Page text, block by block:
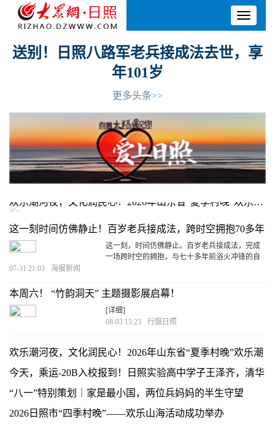
Toggle
送别！日照八路军老兵接成法去世，享
年101岁
更多头条>>
欢乐潮河夜，文化润民心！2026年山东省“夏季村晚”欢乐潮河精彩落幕
这一刻时间仿佛静止！百岁老兵接成法，跨时空拥抱70多年
前的自己
这一刻，时间仿佛静止。百岁老兵接成法，完成
一场跨时空的拥抱，与七十多年前浴火冲锋的自
07-31 21:03 海报新闻
本周六！ “竹韵洞天” 主题摄影展启幕！
[详细]
08-03 15:23
行摄日照
欢乐潮河夜，文化润民心！2026年山东省“夏季村晚”欢乐潮
河精彩落幕
今天，乘运-20B入校报到！日照实验高中学子王泽齐，清华
+空军航空大学“双学籍”！
“八一”特别策划｜家是最小国，两位兵妈妈的半生守望
2026日照市“四季村晚”——欢乐山海活动成功举办